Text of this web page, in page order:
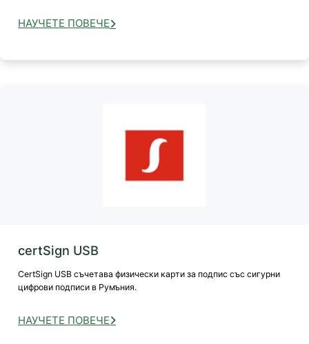
НАУЧЕТЕ ПОВЕЧЕ
certSign USB
CertSign USB съчетава физически карти за подпис със сигурни
цифрови подписи в Румъния.
НАУЧЕТЕ ПОВЕЧЕ